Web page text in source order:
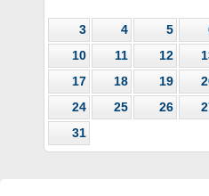
3
4 5
10
11 12
17
18 19
24
25 26
31